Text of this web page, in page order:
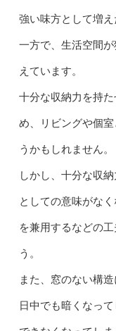
強い味方として増
一方で、生活空間
えています。
十分な収納力を持
め、リビングや個
うかもしれません。
しかし、十分な収
としての意味がな
を兼用するなどの
う。
また、窓のない構
日中でも暗くなっ